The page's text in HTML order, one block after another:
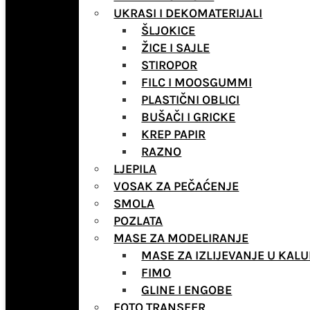
UKRASI I DEKOMATERIJALI
ŠLJOKICE
ŽICE I SAJLE
STIROPOR
FILC I MOOSGUMMI
PLASTIČNI OBLICI
BUŠAČI I GRICKE
KREP PAPIR
RAZNO
LJEPILA
VOSAK ZA PEČAĆENJE
SMOLA
POZLATA
MASE ZA MODELIRANJE
MASE ZA IZLIJEVANJE U
FIMO
GLINE I ENGOBE